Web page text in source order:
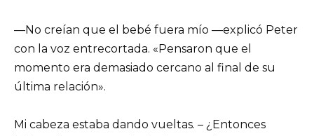
—No creían que el bebé fuera mío —explicó Peter
con la voz entrecortada. «Pensaron que el
momento era demasiado cercano al final de su
última relación».
Mi cabeza estaba dando vueltas. – ¿Entonces